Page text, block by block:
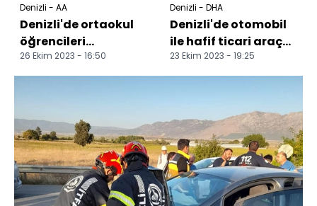
Denizli - AA
Denizli'de ortaokul
öğrencileri
"Cumhuriyet'i Biz
Böyle Kazandık"
26 Ekim 2023 - 16:50
Denizli - DHA
Denizli'de otomobil
ile hafif ticari araç
çarpıştı; 1 ölü, 5
yaralı
23 Ekim 2023 - 19:25